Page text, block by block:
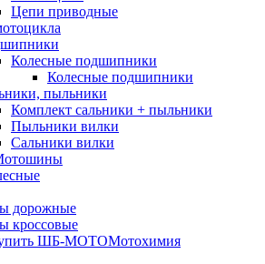
Цепи приводные
Колесные подшипники
Колесные подшипники
пыльники
Комплект сальники + пыльники
Пыльники вилки
Сальники вилки
дорожные
кроссовые
Мотохимия